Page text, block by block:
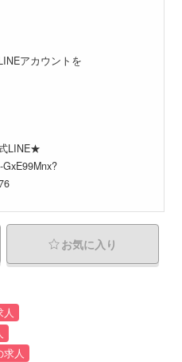
アカウントを
LINE★
お気に入り
人
求人